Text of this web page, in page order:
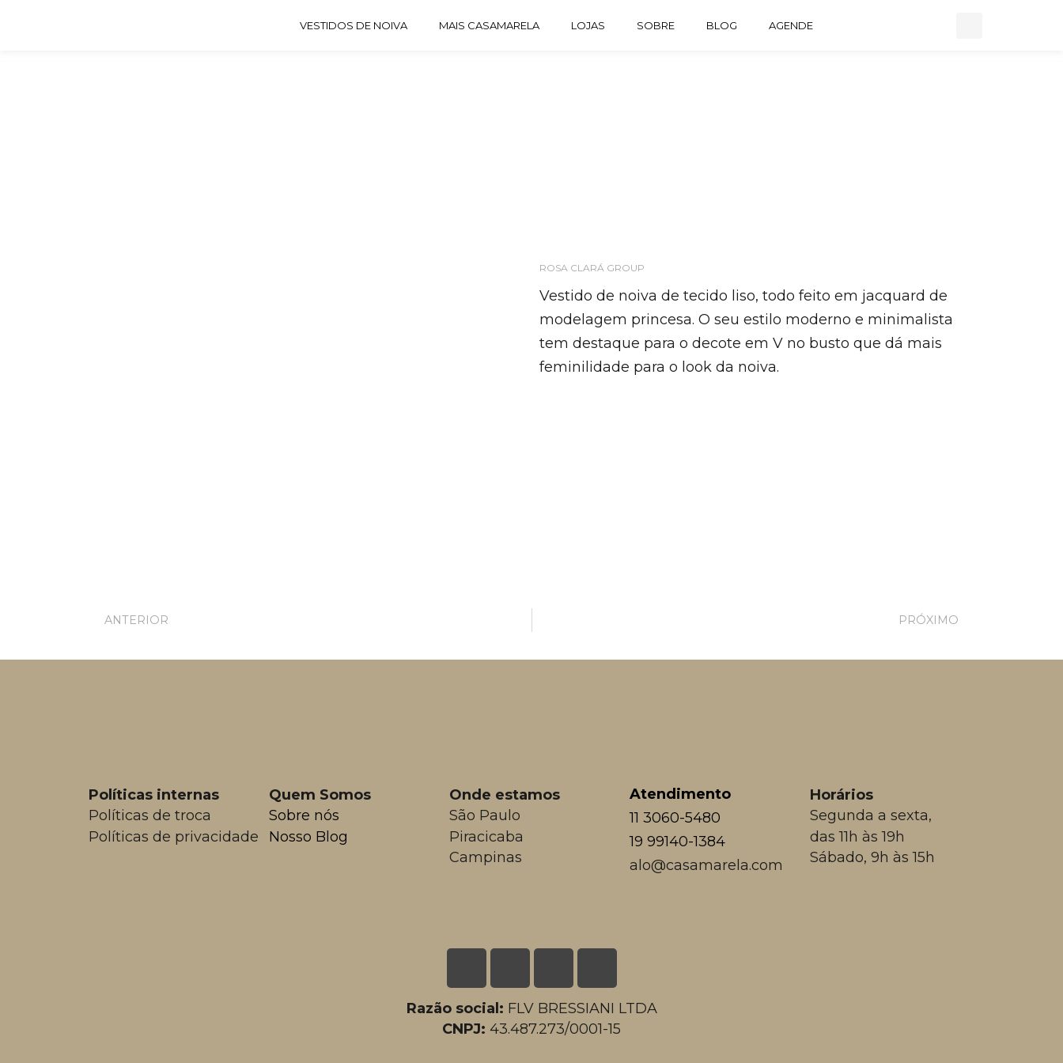
VESTIDOS DE NOIVA MAIS CASAMARELA LOJAS SOBRE BLOG AGENDE
ROSA CLARÁ GROUP
Vestido de noiva de tecido liso, todo feito em jacquard de
modelagem princesa. O seu estilo moderno e minimalista
tem destaque para o decote em V no busto que dá mais
feminilidade para o look da noiva.
ANTERIOR PRÓXIMO
Políticas internas
Políticas de troca
Políticas de privacidade
Quem Somos
Sobre nós
Nosso Blog
Onde estamos
São Paulo
Piracicaba
Campinas
Atendimento
11 3060-5480
19 99140-1384
alo@casamarela.com
Horários
Segunda a sexta,
das 11h às 19h
Sábado, 9h às 15h
Razão social: FLV BRESSIANI LTDA
CNPJ: 43.487.273/0001-15